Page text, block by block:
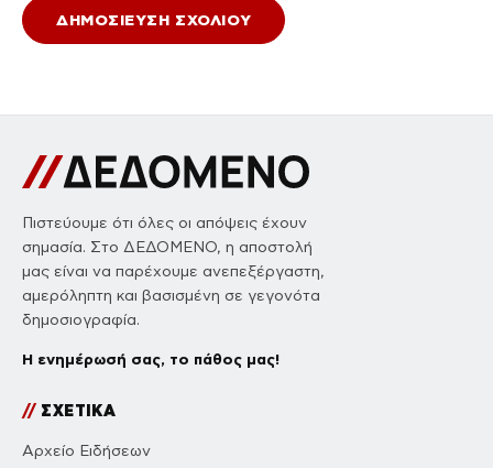
Πιστεύουμε ότι όλες οι απόψεις έχουν
σημασία. Στο ΔΕΔΟΜΕΝΟ, η αποστολή
μας είναι να παρέχουμε ανεπεξέργαστη,
αμερόληπτη και βασισμένη σε γεγονότα
δημοσιογραφία.
Η ενημέρωσή σας, το πάθος μας!
//ΣΧΕΤΙΚΑ
Αρχείο Ειδήσεων